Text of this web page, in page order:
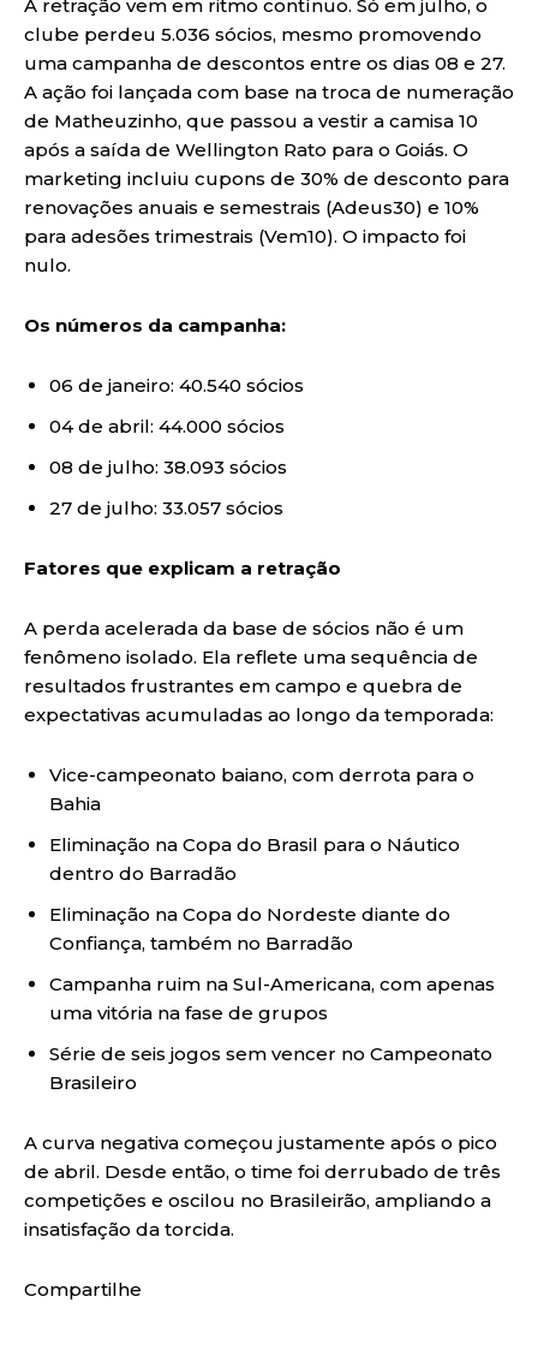
A retração vem em ritmo contínuo. Só em julho, o
clube perdeu 5.036 sócios, mesmo promovendo
uma campanha de descontos entre os dias 08 e 27.
A ação foi lançada com base na troca de numeração
de Matheuzinho, que passou a vestir a camisa 10
após a saída de Wellington Rato para o Goiás. O
marketing incluiu cupons de 30% de desconto para
renovações anuais e semestrais (Adeus30) e 10%
para adesões trimestrais (Vem10). O impacto foi
nulo.
Os números da campanha:
06 de janeiro: 40.540 sócios
04 de abril: 44.000 sócios
08 de julho: 38.093 sócios
27 de julho: 33.057 sócios
Fatores que explicam a retração
A perda acelerada da base de sócios não é um
fenômeno isolado. Ela reflete uma sequência de
resultados frustrantes em campo e quebra de
expectativas acumuladas ao longo da temporada:
Vice-campeonato baiano, com derrota para o
Bahia
Eliminação na Copa do Brasil para o Náutico
dentro do Barradão
Eliminação na Copa do Nordeste diante do
Confiança, também no Barradão
Campanha ruim na Sul-Americana, com apenas
uma vitória na fase de grupos
Série de seis jogos sem vencer no Campeonato
Brasileiro
A curva negativa começou justamente após o pico
de abril. Desde então, o time foi derrubado de três
competições e oscilou no Brasileirão, ampliando a
insatisfação da torcida.
Compartilhe